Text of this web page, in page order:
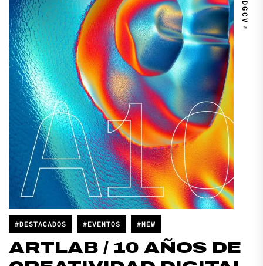
DGCV™
#DESTACADOS #EVENTOS #NEW
ARTLAB / 10 AÑOS DE